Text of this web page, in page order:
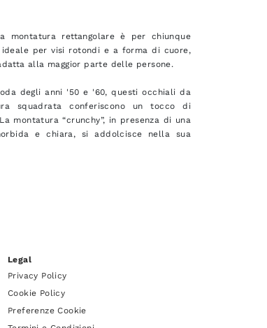
montatura rettangolare è per chiunque
ideale per visi rotondi e a forma di cuore,
alla maggior parte delle persone.
degli anni '50 e '60, questi occhiali da
squadrata conferiscono un tocco di
montatura “crunchy”, in presenza di una
e chiara, si addolcisce nella sua
Legal
Privacy Policy
Cookie Policy
Preferenze Cookie